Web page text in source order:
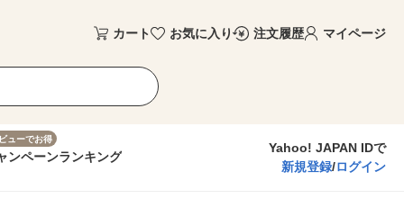
カート お気に入り 注文履歴 マイページ
ューでお得
ンペーンランキング
Yahoo! JAPAN IDで
新規登録/ログイン